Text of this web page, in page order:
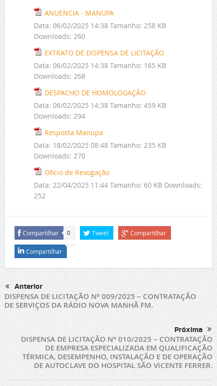
ANUENCIA - MANUPA
Data: 06/02/2025 14:38 Tamanho: 258 KB
Downloads: 260
EXTRATO DE DISPENSA DE LICITAÇÃO
Data: 06/02/2025 14:38 Tamanho: 185 KB
Downloads: 268
DESPACHO DE HOMOLOGAÇÃO
Data: 06/02/2025 14:38 Tamanho: 459 KB
Downloads: 294
Resposta Manupa
Data: 18/02/2025 08:48 Tamanho: 235 KB
Downloads: 270
Oficio de Revogação
Data: 22/04/2025 11:44 Tamanho: 60 KB Downloads:
252
Compartilhar 0 Tweet Compartilhar
Compartilhar
Anterior
DISPENSA DE LICITAÇÃO Nº 009/2025 – CONTRATAÇÃO
DE SERVIÇOS DA RÁDIO NOVA MANHÃ FM.
Próxima
DISPENSA DE LICITAÇÃO Nº 010/2025 – CONTRATAÇÃO
DE EMPRESA ESPECIALIZADA EM QUALIFICAÇÃO
TÉRMICA, DESEMPENHO, INSTALAÇÃO E DE OPERAÇÃO
DE AUTOCLAVE DO HOSPITAL SÃO VICENTE FERRER.